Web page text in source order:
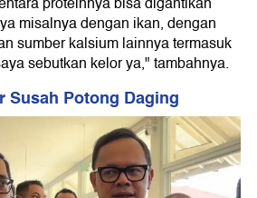
misalnya dengan ikan, dengan
sumber kalsium lainnya termasuk
sebutkan kelor ya," tambahnya.
Susah Potong Daging